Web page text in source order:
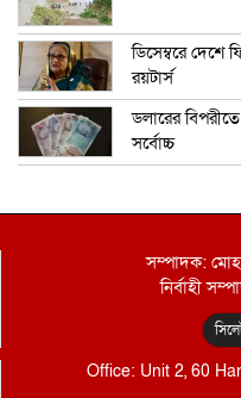
ডিসেম্বরে দেশে
রয়টার্স
ডলারের
সর্বোচ্চ
সম্পাদক:
নির্বাহী
Office: Unit 2, 60